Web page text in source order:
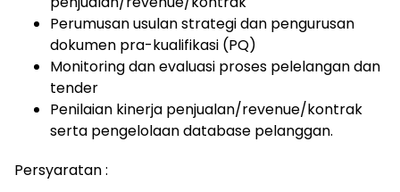
Perumusan usulan strategi dan pengurusan
dokumen pra-kualifikasi (PQ)
Monitoring dan evaluasi proses pelelangan dan
tender
Penilaian kinerja penjualan/revenue/kontrak
serta pengelolaan database pelanggan.
Persyaratan :